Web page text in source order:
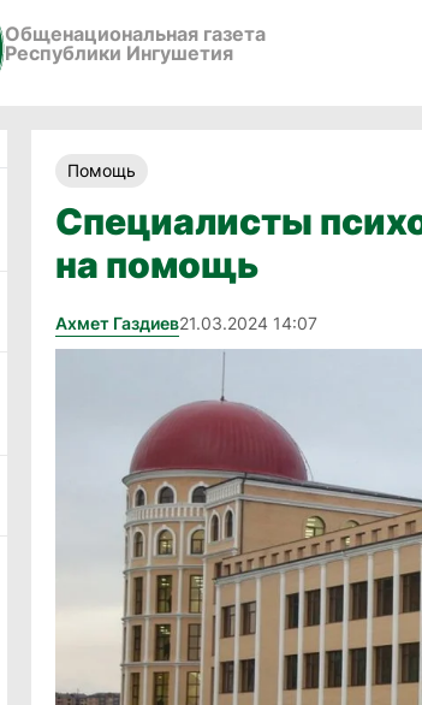
Общенациональная газета
Республики Ингушетия
Помощь
Специалисты
на помощь
Ахмет Газдиев21.03.2024 14:07